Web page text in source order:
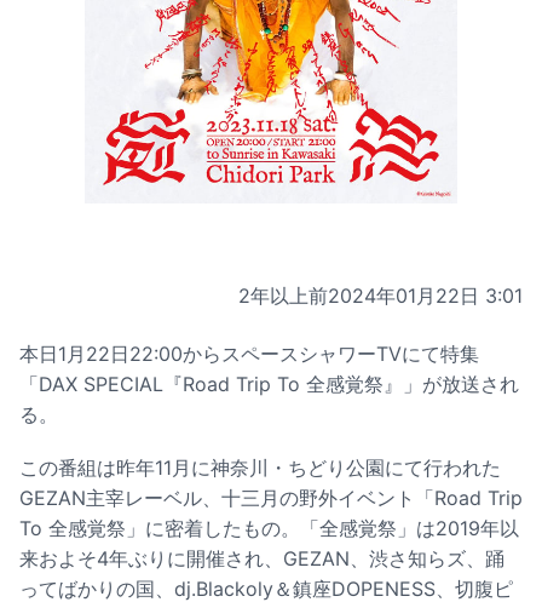
2年以上前2024年01月22日 3:01
本日1月22日22:00からスペースシャワーTVにて特集
「DAX SPECIAL『Road Trip To 全感覚祭』」が放送され
る。
この番組は昨年11月に神奈川・ちどり公園にて行われた
GEZAN主宰レーベル、十三月の野外イベント「Road Trip
To 全感覚祭」に密着したもの。「全感覚祭」は2019年以
来およそ4年ぶりに開催され、GEZAN、渋さ知らズ、踊
ってばかりの国、dj.Blackoly＆鎮座DOPENESS、切腹ピ